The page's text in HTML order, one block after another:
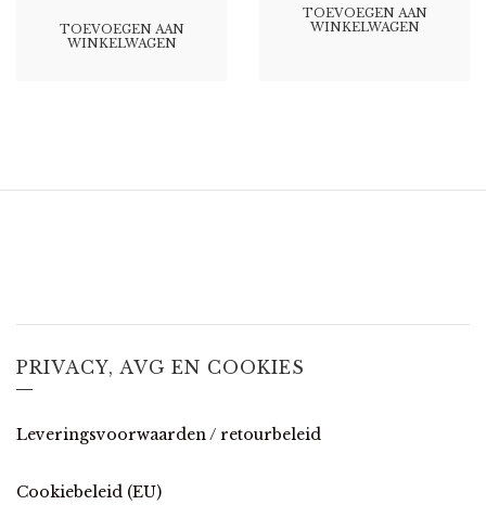
TOEVOEGEN AAN
WINKELWAGEN
TOEVOEGEN AAN
WINKELWAGEN
PRIVACY, AVG EN COOKIES
Leveringsvoorwaarden / retourbeleid
Cookiebeleid (EU)